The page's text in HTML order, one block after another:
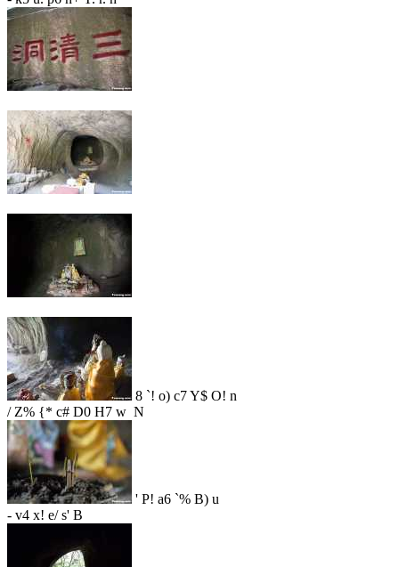
8 `! o) c7 Y$ O! n
/ Z% {* c# D0 H7 w N
' P! a6 `% B) u
- v4 x! e/ s' B